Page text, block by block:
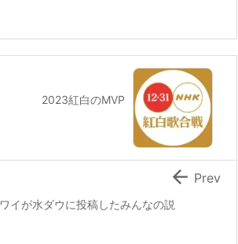
2023紅白のMVP
ワイが水ダウに投稿したみんなの説
 Prev